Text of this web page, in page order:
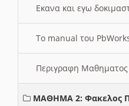
Εκανα και εγω
Το manual του
Περιγραφη
ΜΑΘΗΜΑ 2: Φακελος